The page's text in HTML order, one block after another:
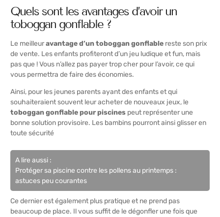
Quels sont les avantages d’avoir un
toboggan gonflable ?
Le meilleuravantage d’un toboggan gonflable reste son prix
de vente. Les enfants profiteront d’un jeu ludique et fun, mais
pas que ! Vous n’allez pas payer trop cher pour l’avoir, ce qui
vous permettra de faire des économies.
Ainsi, pour les jeunes parents ayant des enfants et qui
souhaiteraient souvent leur acheter de nouveaux jeux, le
toboggan gonflable pour piscines peut représenter une
bonne solution provisoire. Les bambins pourront ainsi glisser en
toute sécurité
A lire aussi :
Protéger sa piscine contre les pollens au printemps :
astuces peu courantes
Ce dernier est également plus pratique et ne prend pas
beaucoup de place. Il vous suffit de le dégonfler une fois que